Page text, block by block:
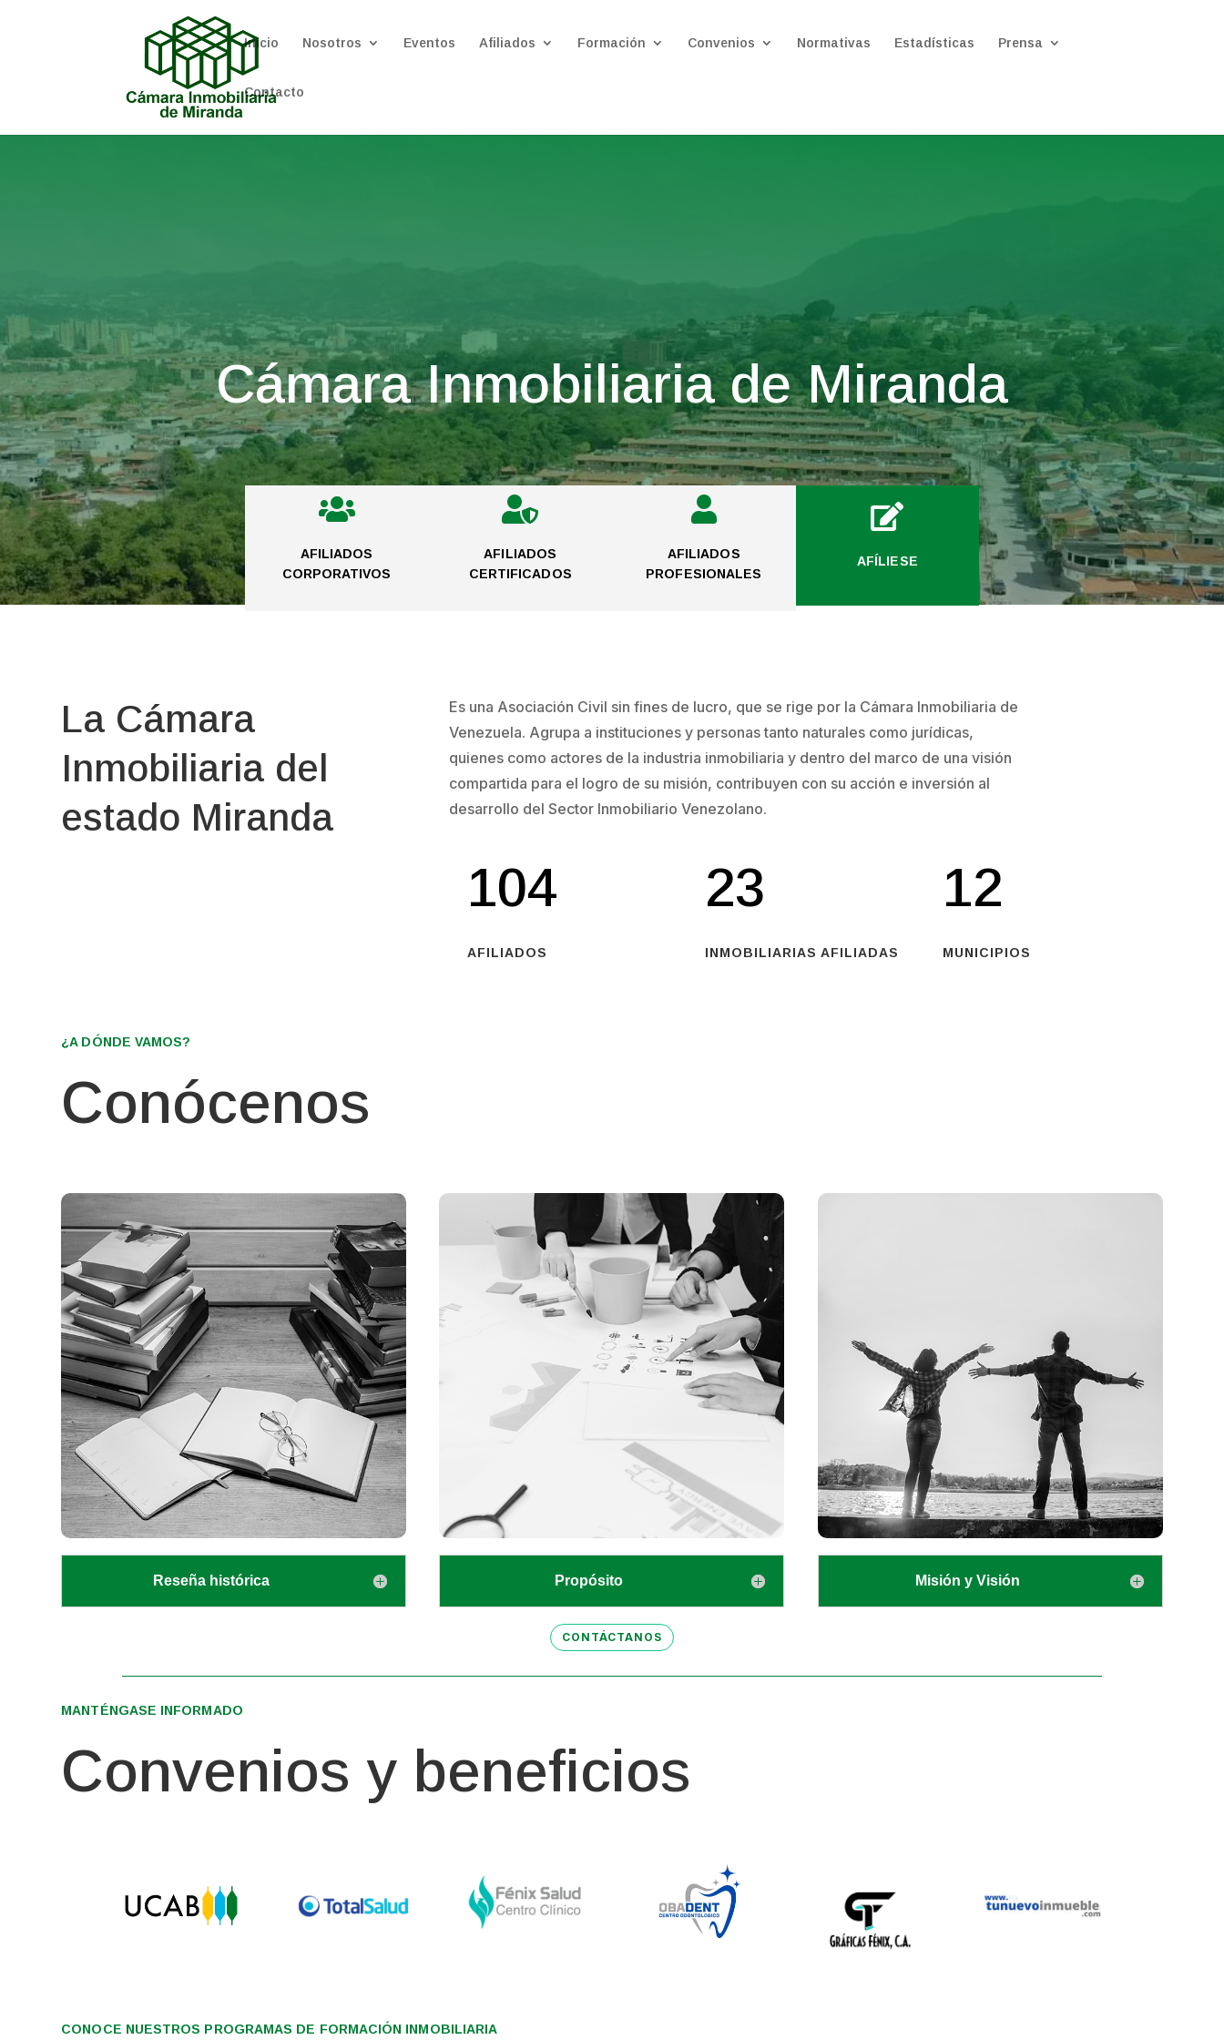
Inicio Nosotros Eventos Afiliados Formación Convenios Normativas Estadísticas Prensa
Contacto
Cámara Inmobiliaria de Miranda

AFILIADOS
CORPORATIVOS

AFILIADOS
CERTIFICADOS

AFILIADOS
PROFESIONALES

AFÍLIESE
La Cámara
Inmobiliaria del
estado Miranda
Es una Asociación Civil sin fines de lucro, que se rige por la Cámara Inmobiliaria de
Venezuela. Agrupa a instituciones y personas tanto naturales como jurídicas,
quienes como actores de la industria inmobiliaria y dentro del marco de una visión
compartida para el logro de su misión, contribuyen con su acción e inversión al
desarrollo del Sector Inmobiliario Venezolano.
104
AFILIADOS
23
INMOBILIARIAS AFILIADAS
12
MUNICIPIOS
¿A DÓNDE VAMOS?
Conócenos
Reseña histórica Propósito
CONTÁCTANOS
Misión y Visión
MANTÉNGASE INFORMADO
Convenios y beneficios
CONOCE NUESTROS PROGRAMAS DE FORMACIÓN INMOBILIARIA